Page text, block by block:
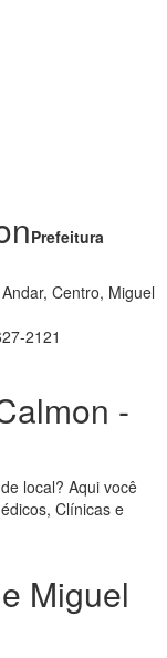
Prefeitura
Centro, Miguel
2121
-
local? Aqui você
Clínicas e
Miguel